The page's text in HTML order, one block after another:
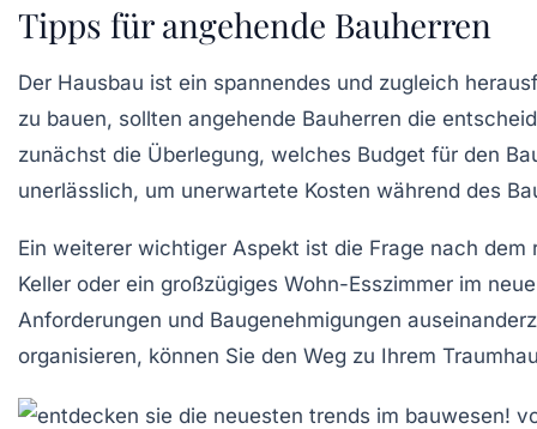
Tipps für angehende Bauherren
Der Hausbau ist ein spannendes und zugleich
zu bauen, sollten angehende Bauherren die
zunächst die Überlegung, welches Budget für den
unerlässlich, um unerwartete Kosten während des
Ein weiterer wichtiger Aspekt ist die Frage nach
Keller oder ein großzügiges Wohn-Esszimmer im
Anforderungen und Baugenehmigungen
organisieren, können Sie den Weg zu Ihrem